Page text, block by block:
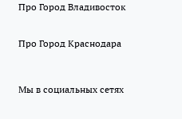
Про Город Владивосток
Про Город Краснодара
Мы в социальных сетях